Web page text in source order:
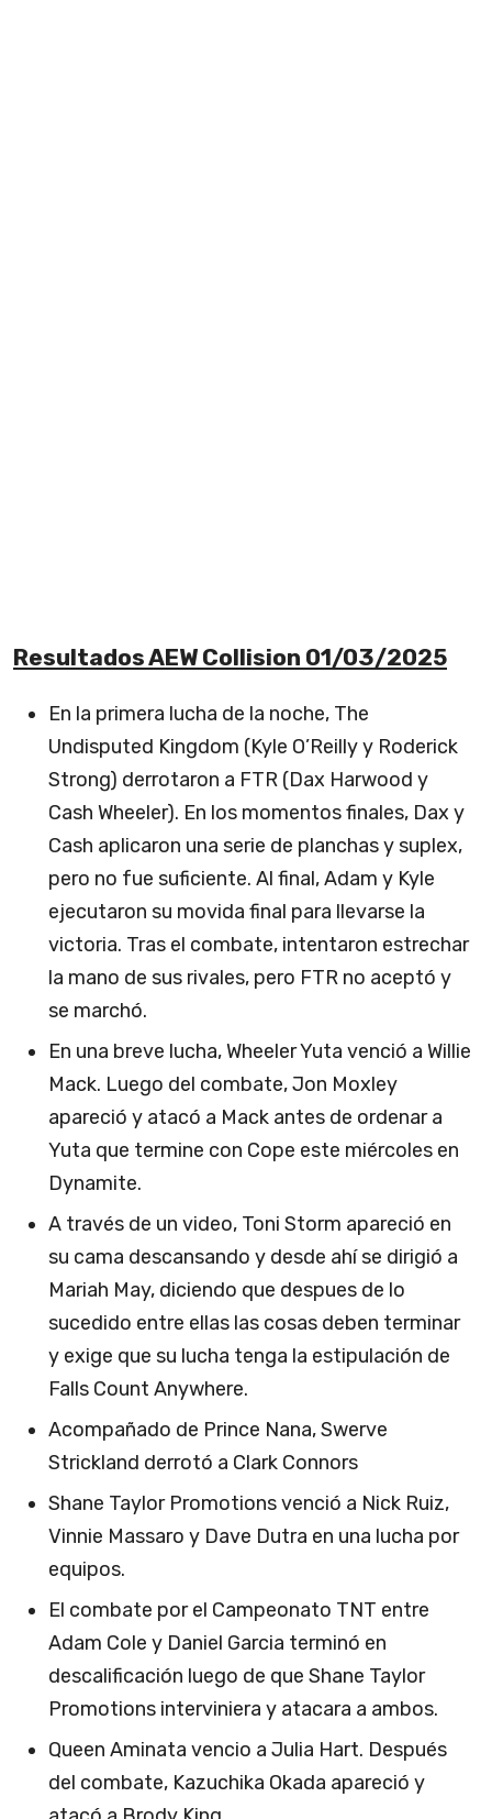
Resultados AEW Collision 01/03/2025
En la primera lucha de la noche, The
Undisputed Kingdom (Kyle O’Reilly y Roderick
Strong) derrotaron a FTR (Dax Harwood y
Cash Wheeler). En los momentos finales, Dax y
Cash aplicaron una serie de planchas y suplex,
pero no fue suficiente. Al final, Adam y Kyle
ejecutaron su movida final para llevarse la
victoria. Tras el combate, intentaron estrechar
la mano de sus rivales, pero FTR no aceptó y
se marchó.
En una breve lucha, Wheeler Yuta venció a Willie
Mack. Luego del combate, Jon Moxley
apareció y atacó a Mack antes de ordenar a
Yuta que termine con Cope este miércoles en
Dynamite.
A través de un video, Toni Storm apareció en
su cama descansando y desde ahí se dirigió a
Mariah May, diciendo que despues de lo
sucedido entre ellas las cosas deben terminar
y exige que su lucha tenga la estipulación de
Falls Count Anywhere.
Acompañado de Prince Nana, Swerve
Strickland derrotó a Clark Connors
Shane Taylor Promotions venció a Nick Ruiz,
Vinnie Massaro y Dave Dutra en una lucha por
equipos.
El combate por el Campeonato TNT entre
Adam Cole y Daniel Garcia terminó en
descalificación luego de que Shane Taylor
Promotions interviniera y atacara a ambos.
Queen Aminata vencio a Julia Hart. Después
del combate, Kazuchika Okada apareció y